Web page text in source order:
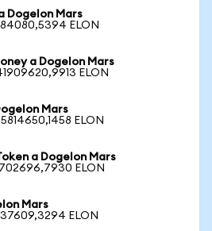
Dogelon Mars
ELON
a Dogelon Mars
ELON
Mars
ELON
a Dogelon Mars
ELON
Mars
ELON